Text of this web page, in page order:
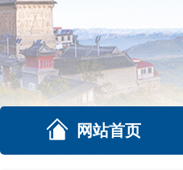
网站首页